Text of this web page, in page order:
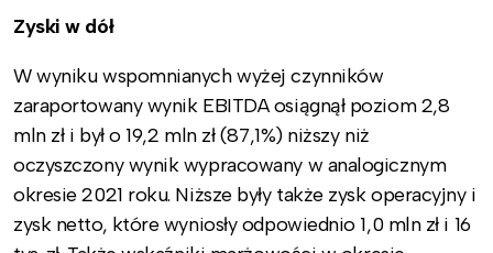
Zyski w dół
W wyniku wspomnianych wyżej czynników
zaraportowany wynik EBITDA osiągnął poziom 2,8
mln zł i był o 19,2 mln zł (87,1%) niższy niż
oczyszczony wynik wypracowany w analogicznym
okresie 2021 roku. Niższe były także zysk operacyjny i
zysk netto, które wyniosły odpowiednio 1,0 mln zł i 16